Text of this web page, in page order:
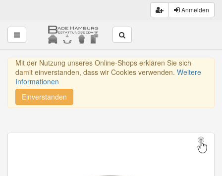
Anmelden
Toggle navigation
Mit der Nutzung unseres Online-Shops erklären Sie sich
damit einverstanden, dass wir Cookies verwenden. Weitere
Informationen
Einverstanden